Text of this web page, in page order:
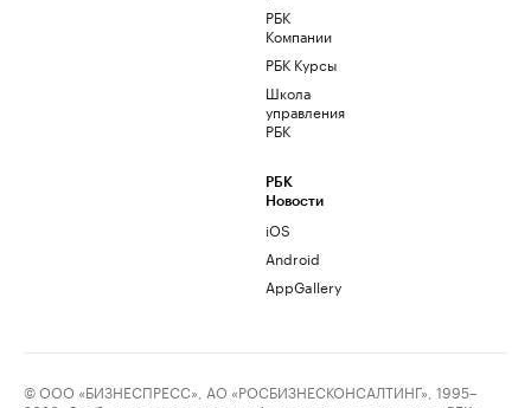
РБК
Компании
РБК Курсы
Школа
управления
РБК
РБК
Новости
iOS
Android
AppGallery
© ООО «БИЗНЕСПРЕСС», АО «РОСБИЗНЕСКОНСАЛТИНГ», 1995–